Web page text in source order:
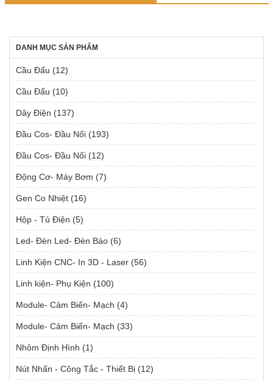
DANH MỤC SẢN PHẨM
Cầu Đấu (12)
Cầu Đấu (10)
Dây Điện (137)
Đầu Cos- Đầu Nối (193)
Đầu Cos- Đầu Nối (12)
Động Cơ- Máy Bơm (7)
Gen Co Nhiệt (16)
Hộp - Tủ Điện (5)
Led- Đèn Led- Đèn Báo (6)
Linh Kiện CNC- In 3D - Laser (56)
Linh kiện- Phụ Kiện (100)
Module- Cảm Biến- Mạch (4)
Module- Cảm Biến- Mạch (33)
Nhôm Định Hình (1)
Nút Nhấn - Công Tắc - Thiết Bị (12)